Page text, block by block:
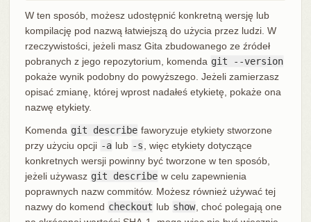
W ten sposób, możesz udostępnić konkretną wersję lub
kompilację pod nazwą łatwiejszą do użycia przez ludzi. W
rzeczywistości, jeżeli masz Gita zbudowanego ze źródeł
pobranych z jego repozytorium, komenda git --version
pokaże wynik podobny do powyższego. Jeżeli zamierzasz
opisać zmianę, której wprost nadałeś etykietę, pokaże ona
nazwę etykiety.
Komenda git describe faworyzuje etykiety stworzone
przy użyciu opcji -a lub -s, więc etykiety dotyczące
konkretnych wersji powinny być tworzone w ten sposób,
jeżeli używasz git describe w celu zapewnienia
poprawnych nazw commitów. Możesz również używać tej
nazwy do komend checkout lub show, choć polegają one